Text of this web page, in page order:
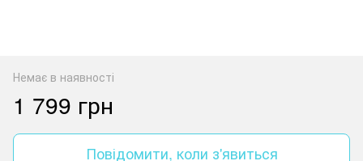
Немає в наявності
1 799 грн
Повідомити, коли з'явиться